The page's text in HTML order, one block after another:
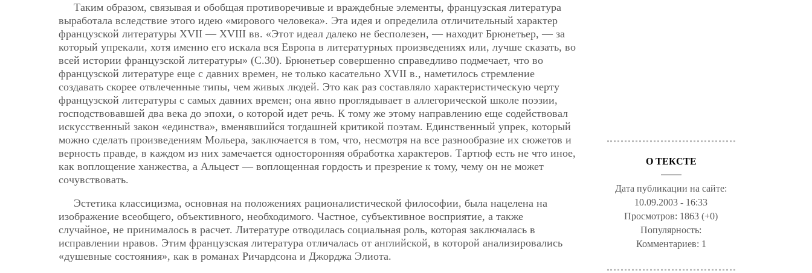
Таким образом, связывая и обобщая противоречивые и враждебные элементы, французская литература
выработала вследствие этого идею «мирового человека». Эта идея и определила отличительный характер
французской литературы XVII — XVIII вв. «Этот идеал далеко не бесполезен, — находит Брюнетьер, — за
который упрекали, хотя именно его искала вся Европа в литературных произведениях или, лучше сказать, во
всей истории французской литературы» (С.30). Брюнетьер совершенно справедливо подмечает, что во
французской литературе еще с давних времен, не только касательно XVII в., наметилось стремление
создавать скорее отвлеченные типы, чем живых людей. Это как раз составляло характеристическую черту
французской литературы с самых давних времен; она явно проглядывает в аллегорической школе поэзии,
господствовавшей два века до эпохи, о которой идет речь. К тому же этому направлению еще содействовал
искусственный закон «единства», вменявшийся тогдашней критикой поэтам. Единственный упрек, который
можно сделать произведениям Мольера, заключается в том, что, несмотря на все разнообразие их сюжетов и
верность правде, в каждом из них замечается односторонняя обработка характеров. Тартюф есть не что иное,
как воплощение ханжества, а Альцест — воплощенная гордость и презрение к тому, чему он не может
сочувствовать.
Эстетика классицизма, основная на положениях рационалистической философии, была нацелена на
изображение всеобщего, объективного, необходимого. Частное, субъективное восприятие, а также
случайное, не принималось в расчет. Литературе отводилась социальная роль, которая заключалась в
исправлении нравов. Этим французская литература отличалась от английской, в которой анализировались
«душевные состояния», как в романах Ричардсона и Джорджа Элиота.
О ТЕКСТЕ
Дата публикации на сайте:
10.09.2003 - 16:33
Просмотров: 1863 (+0)
Популярность:
Комментариев: 1